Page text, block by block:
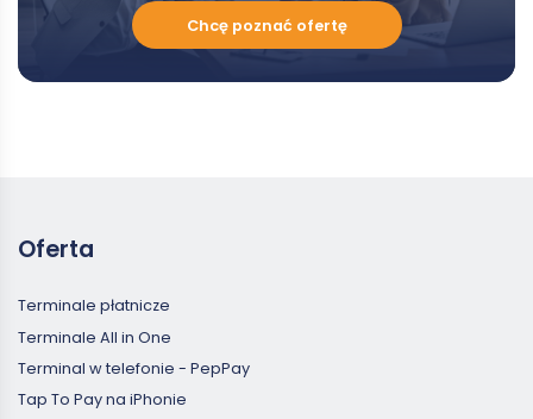
Chcę
Chcę poznać ofertę
Oferta
Terminale płatnicze
Terminale All in One
Terminal w telefonie - PepPay
Tap To Pay na iPhonie